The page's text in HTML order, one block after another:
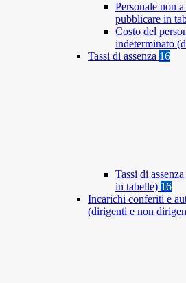
Personale non
pubblicare in
Costo del
indeterminato
Tassi di assenza 16
Tassi di
in tabelle) 16
Incarichi conferiti e
(dirigenti e non